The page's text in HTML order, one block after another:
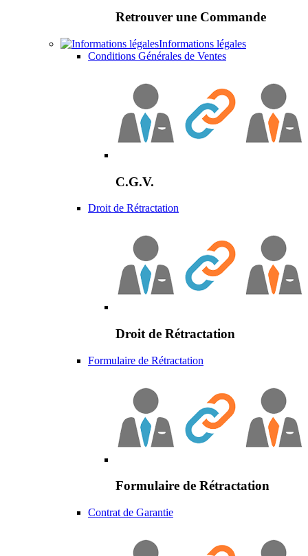
Retrouver une Commande
Informations légales
Conditions Générales de Ventes
C.G.V.
Droit de Rétractation
Droit de Rétractation
Formulaire de Rétractation
Formulaire de Rétractation
Contrat de Garantie